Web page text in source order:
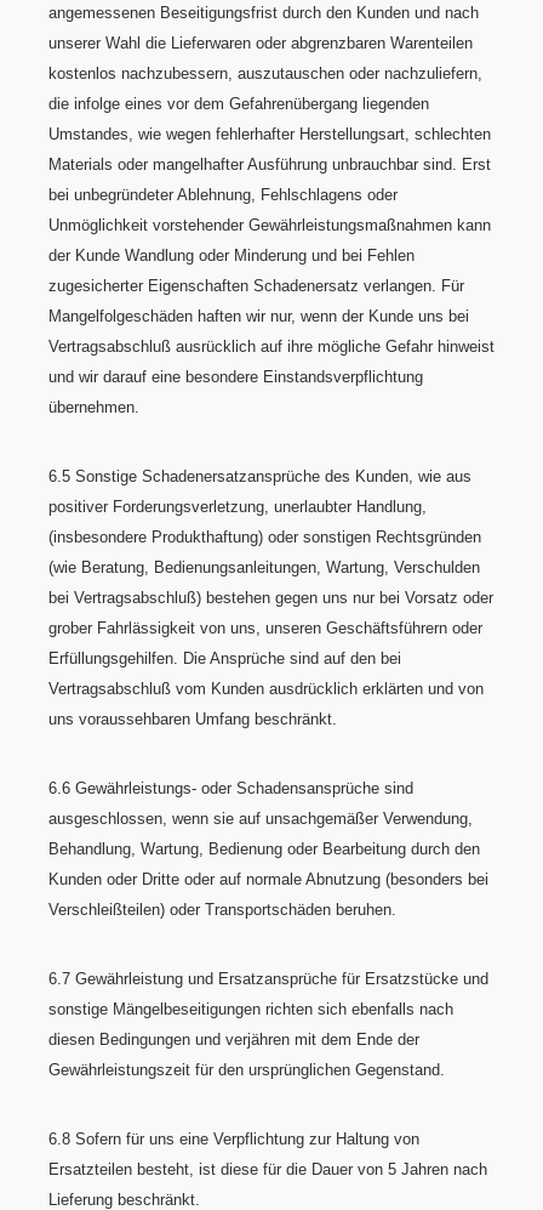
angemessenen Beseitigungsfrist durch den Kunden und nach
unserer Wahl die Lieferwaren oder abgrenzbaren Warenteilen
kostenlos nachzubessern, auszutauschen oder nachzuliefern,
die infolge eines vor dem Gefahrenübergang liegenden
Umstandes, wie wegen fehlerhafter Herstellungsart, schlechten
Materials oder mangelhafter Ausführung unbrauchbar sind. Erst
bei unbegründeter Ablehnung, Fehlschlagens oder
Unmöglichkeit vorstehender Gewährleistungsmaßnahmen kann
der Kunde Wandlung oder Minderung und bei Fehlen
zugesicherter Eigenschaften Schadenersatz verlangen. Für
Mangelfolgeschäden haften wir nur, wenn der Kunde uns bei
Vertragsabschluß ausrücklich auf ihre mögliche Gefahr hinweist
und wir darauf eine besondere Einstandsverpflichtung
übernehmen.
6.5 Sonstige Schadenersatzansprüche des Kunden, wie aus
positiver Forderungsverletzung, unerlaubter Handlung,
(insbesondere Produkthaftung) oder sonstigen Rechtsgründen
(wie Beratung, Bedienungsanleitungen, Wartung, Verschulden
bei Vertragsabschluß) bestehen gegen uns nur bei Vorsatz oder
grober Fahrlässigkeit von uns, unseren Geschäftsführern oder
Erfüllungsgehilfen. Die Ansprüche sind auf den bei
Vertragsabschluß vom Kunden ausdrücklich erklärten und von
uns voraussehbaren Umfang beschränkt.
6.6 Gewährleistungs- oder Schadensansprüche sind
ausgeschlossen, wenn sie auf unsachgemäßer Verwendung,
Behandlung, Wartung, Bedienung oder Bearbeitung durch den
Kunden oder Dritte oder auf normale Abnutzung (besonders bei
Verschleißteilen) oder Transportschäden beruhen.
6.7 Gewährleistung und Ersatzansprüche für Ersatzstücke und
sonstige Mängelbeseitigungen richten sich ebenfalls nach
diesen Bedingungen und verjähren mit dem Ende der
Gewährleistungszeit für den ursprünglichen Gegenstand.
6.8 Sofern für uns eine Verpflichtung zur Haltung von
Ersatzteilen besteht, ist diese für die Dauer von 5 Jahren nach
Lieferung beschränkt.